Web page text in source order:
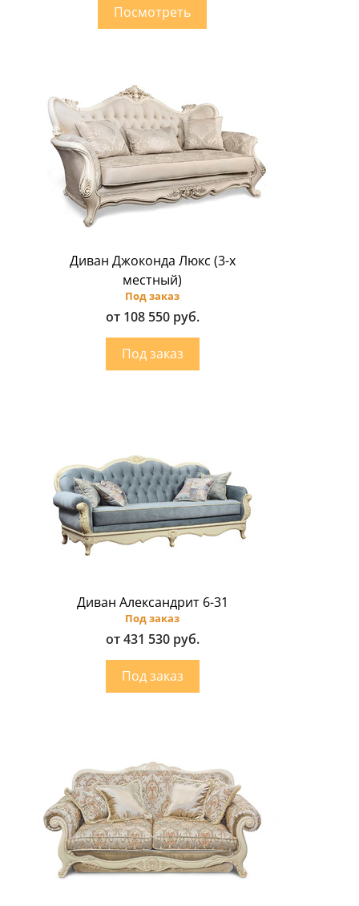
Диван Джоконда Люкс (3-х
местный)
Под заказ
от 108 550 руб.
Диван Александрит 6-31
Под заказ
от 431 530 руб.